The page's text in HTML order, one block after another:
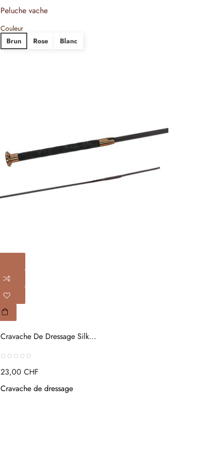
Peluche vache
Couleur
Brun
Rose Blanc
Cravache De Dressage Silk...
23,00 CHF
Cravache de dressage